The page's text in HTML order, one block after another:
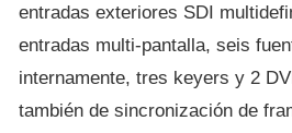
entradas exteriores SDI
entradas multi-pantalla, seis
internamente, tres keyers y 2
también de sincronización de